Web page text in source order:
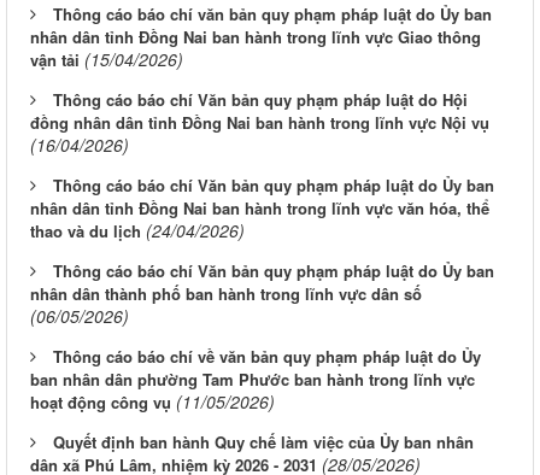
Thông cáo báo chí văn bản quy phạm pháp luật do Ủy ban
nhân dân tỉnh Đồng Nai ban hành trong lĩnh vực Giao thông
vận tải (15/04/2026)
Thông cáo báo chí Văn bản quy phạm pháp luật do Hội
đồng nhân dân tỉnh Đồng Nai ban hành trong lĩnh vực Nội vụ
(16/04/2026)
Thông cáo báo chí Văn bản quy phạm pháp luật do Ủy ban
nhân dân tỉnh Đồng Nai ban hành trong lĩnh vực văn hóa, thể
thao và du lịch (24/04/2026)
Thông cáo báo chí Văn bản quy phạm pháp luật do Ủy ban
nhân dân thành phố ban hành trong lĩnh vực dân số
(06/05/2026)
Thông cáo báo chí về văn bản quy phạm pháp luật do Ủy
ban nhân dân phường Tam Phước ban hành trong lĩnh vực
hoạt động công vụ (11/05/2026)
Quyết định ban hành Quy chế làm việc của Ủy ban nhân
dân xã Phú Lâm, nhiệm kỳ 2026 - 2031 (28/05/2026)